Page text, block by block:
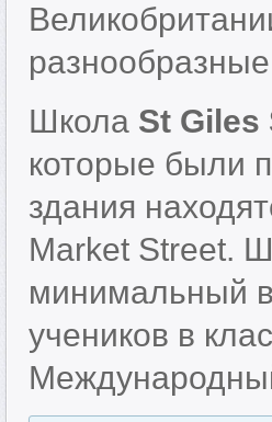
Школа St Giles
которые были
здания
Market Street.
минимальный
учеников в